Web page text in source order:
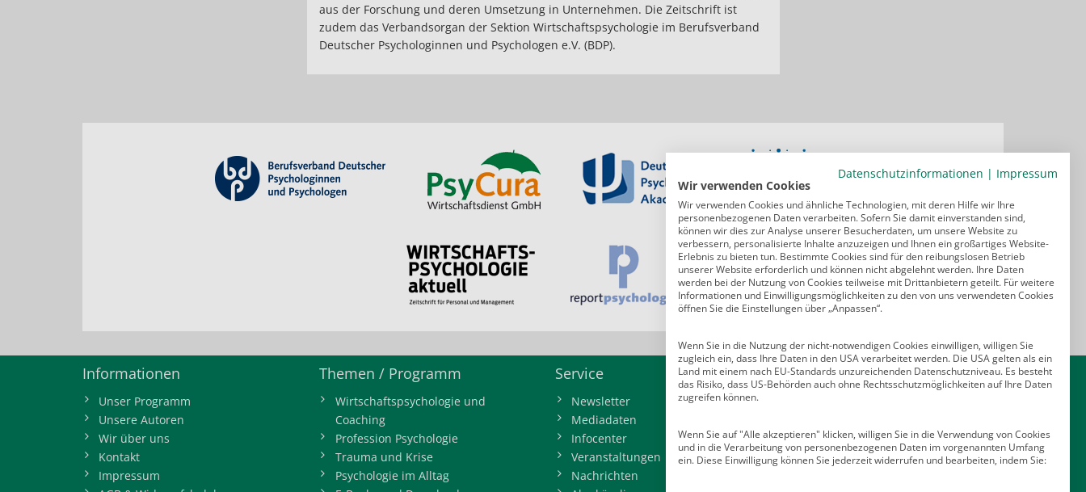
aus der Forschung und deren Umsetzung in Unternehmen. Die Zeitschrift ist
zudem das Verbandsorgan der Sektion Wirtschaftspsychologie im Berufsverband
Deutscher Psychologinnen und Psychologen e.V. (BDP).
Informationen
Unser Programm
Unsere Autoren
Wir über uns
Kontakt
Impressum
Themen / Programm
Wirtschaftspsychologie und
Coaching
Profession Psychologie
Trauma und Krise
Psychologie im Alltag
Service
Newsletter
Mediadaten
Infocenter
Veranstaltungen
Nachrichten
Kontakt
10179 Berlin
E-Mail: verlag@psychologenverlag.de
Datenschutzinformationen | Impressum
Wir verwenden Cookies
Wir verwenden Cookies und ähnliche Technologien, mit deren Hilfe wir Ihre
personenbezogenen Daten verarbeiten. Sofern Sie damit einverstanden sind,
können wir dies zur Analyse unserer Besucherdaten, um unsere Website zu
verbessern, personalisierte Inhalte anzuzeigen und Ihnen ein großartiges Website-
Erlebnis zu bieten tun. Bestimmte Cookies sind für den reibungslosen Betrieb
unserer Website erforderlich und können nicht abgelehnt werden. Ihre Daten
werden bei der Nutzung von Cookies teilweise mit Drittanbietern geteilt. Für weitere
Informationen und Einwilligungsmöglichkeiten zu den von uns verwendeten Cookies
öffnen Sie die Einstellungen über „Anpassen“.
Wenn Sie in die Nutzung der nicht-notwendigen Cookies einwilligen, willigen Sie
zugleich ein, dass Ihre Daten in den USA verarbeitet werden. Die USA gelten als ein
Land mit einem nach EU-Standards unzureichenden Datenschutzniveau. Es besteht
das Risiko, dass US-Behörden auch ohne Rechtsschutzmöglichkeiten auf Ihre Daten
zugreifen können.
Wenn Sie auf "Alle akzeptieren" klicken, willigen Sie in die Verwendung von Cookies
und in die Verarbeitung von personenbezogenen Daten im vorgenannten Umfang
ein. Diese Einwilligung können Sie jederzeit widerrufen und bearbeiten, indem Sie: